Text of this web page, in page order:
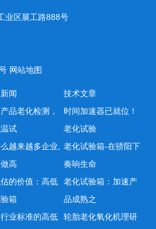
业区展工路888号
网站地图
闻
品老化检测，
试
越来越多企业,
高
的价值：高低
箱
业标准的高低
技术文章
时间加速器已就位！
老化试验
老化试验箱-在骄阳下
奏响生命
老化试验箱：加速产
品成熟之
轮胎老化氧化机理研